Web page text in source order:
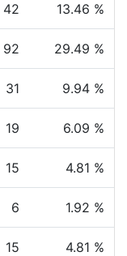
42 13.46 %
92 29.49 %
31 9.94 %
19 6.09 %
15 4.81 %
6 1.92 %
15 4.81 %